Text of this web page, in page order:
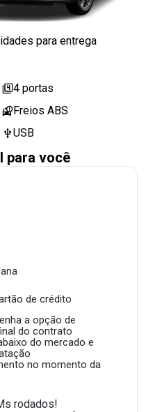
para entrega
4 portas
Freios ABS
USB
para você
de crédito
a opção de
do contrato
do mercado e
no momento da
rodados!